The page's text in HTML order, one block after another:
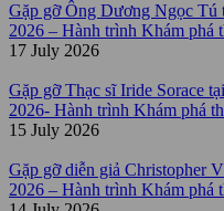
Gặp gỡ Ông Dương Ngọc Tú
2026 – Hành trình Khám phá
17 July 2026
Gặp gỡ Thạc sĩ Iride Sorace
2026- Hành trình Khám phá
15 July 2026
Gặp gỡ diễn giả Christopher
2026 – Hành trình Khám phá